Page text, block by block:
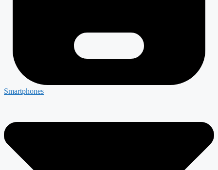
Smartphones